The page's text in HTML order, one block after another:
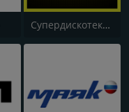
Супердискотека 90х Радио Рекорд (Radio Record 90s Superdisco)